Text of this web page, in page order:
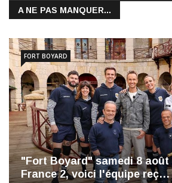
A NE PAS MANQUER...
"Fort Boyard" samedi 8 août
France 2, voici l'équipe reç…
FORT BOYARD